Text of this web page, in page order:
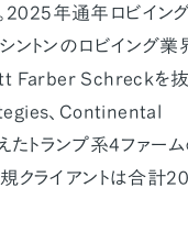
2025年通年ロビイン
トンのロビイング業
Farber Schreckを抜
、Continental
トランプ系4ファー
クライアントは合計